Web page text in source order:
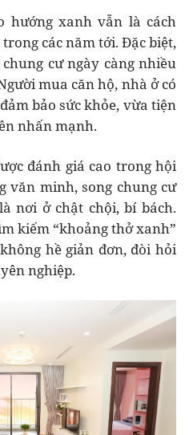
hướng xanh vẫn là cách
các năm tới. Đặc biệt,
cư ngày càng nhiều
mua căn hộ, nhà ở có
bảo sức khỏe, vừa tiện
nhấn mạnh.
đánh giá cao trong hội
văn minh, song chung cư
nơi ở chật chội, bí bách.
kiếm “khoảng thở xanh”
hề giản đơn, đòi hỏi
nghiệp.